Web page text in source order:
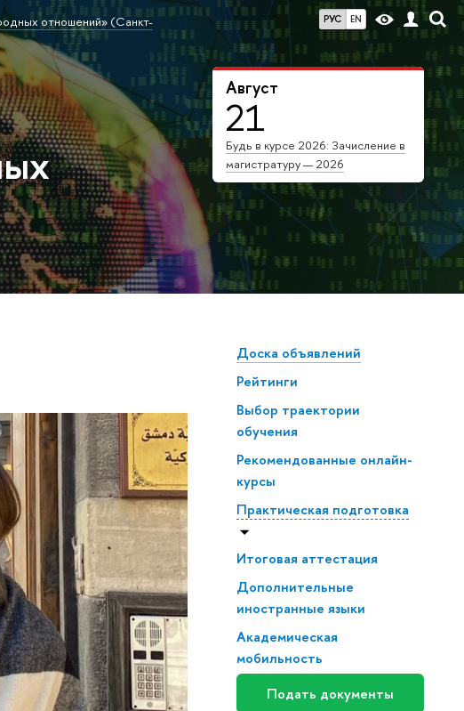
РУС EN
отношений» (Санкт-
Август
21
Будь в курсе 2026: Зачисление в
магистратуру — 2026
Доска объявлений
Рейтинги
Выбор траектории
обучения
Рекомендованные онлайн-
курсы
Практическая подготовка
Итоговая аттестация
Дополнительные
иностранные языки
Академическая
мобильность
Подать документы